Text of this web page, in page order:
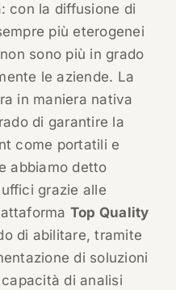
con la diffusione di
più eterogenei
sono più in grado
le aziende. La
in maniera nativa
di garantire la
come portatili e
abbiamo detto
grazie alle
Top Quality
di abilitare, tramite
di soluzioni
di analisi